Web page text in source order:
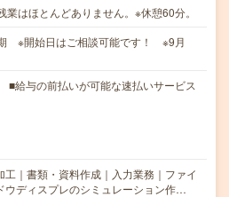
はほとんどありません。※休憩60分。
※開始日はご相談可能です！ ※9月
給与の前払いが可能な速払いサービス
工｜書類・資料作成｜入力業務｜ファイ
ウディスプレのシミュレーション作…